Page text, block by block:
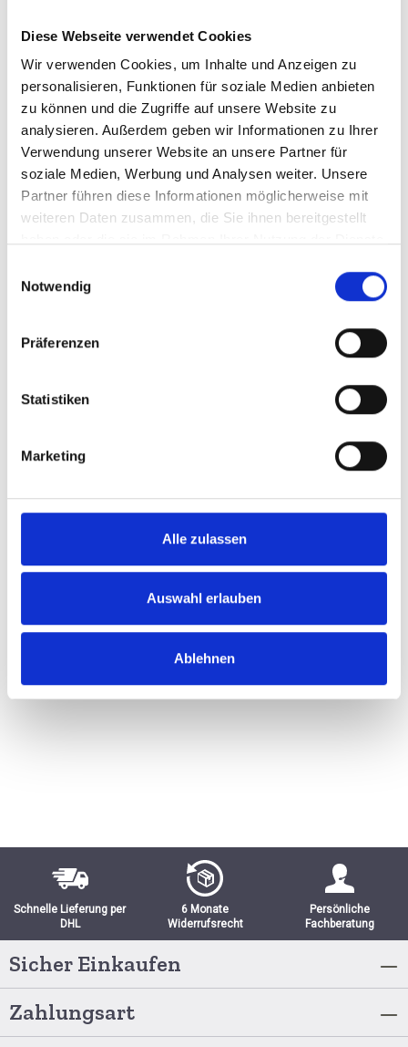
Diese Webseite verwendet Cookies
Wir verwenden Cookies, um Inhalte und Anzeigen zu
personalisieren, Funktionen für soziale Medien anbieten
zu können und die Zugriffe auf unsere Website zu
analysieren. Außerdem geben wir Informationen zu Ihrer
Verwendung unserer Website an unsere Partner für
soziale Medien, Werbung und Analysen weiter. Unsere
Partner führen diese Informationen möglicherweise mit
weiteren Daten zusammen, die Sie ihnen bereitgestellt
Notwendig
Präferenzen
Statistiken
Marketing
Alle zulassen
Auswahl erlauben
Ablehnen
Vin de Pays d´Oc
trocken, Languedoc-Roussillon
Durchschnittliche Bewertung von 5
Inhalt: 0,75 Liter(29,27 € / 1 Liter)
inkl. MwSt.zzgl. Versandkosten
21,95 €
Inhalt:0,75 Liter(9,00 € / 1 Liter)
inkl. MwSt. zzgl. Versandkosten
6,75 €
Schnelle Lieferung per
DHL
6 Monate
Widerrufsrecht
Persönliche
Fachberatung
Sicher Einkaufen
Zahlungsart